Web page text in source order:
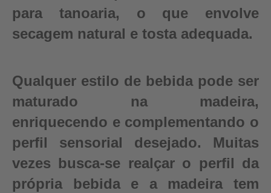
para tanoaria, o que envolve
secagem natural e tosta adequada.
Qualquer estilo de bebida pode ser
maturado na madeira,
enriquecendo e complementando o
perfil sensorial desejado. Muitas
vezes busca-se realçar o perfil da
própria bebida e a madeira tem